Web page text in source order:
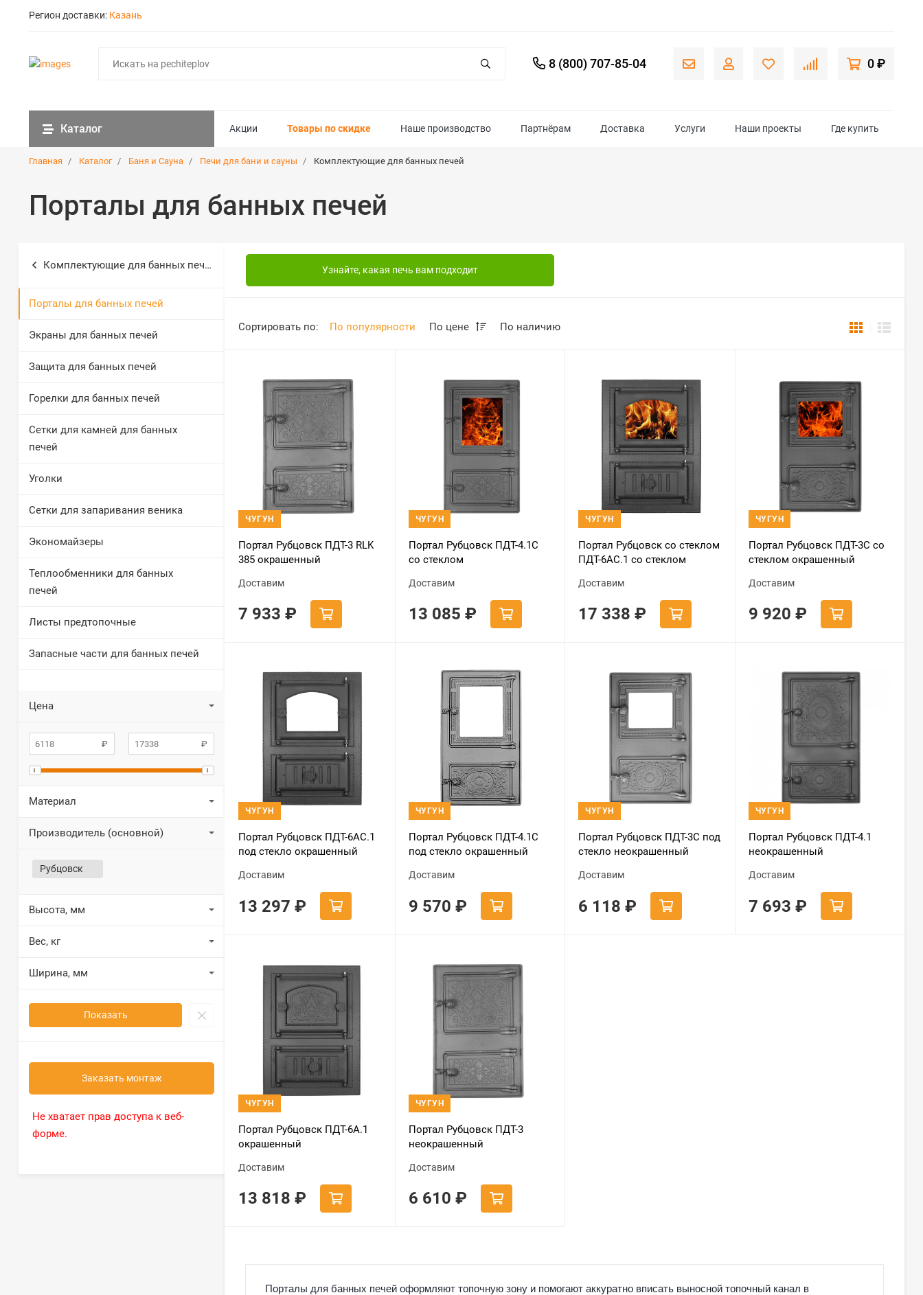
Регион доставки: Казань
8 (800) 707-85-04 0 ₽
Каталог Акции Товары по скидке Наше производство Партнёрам Доставка Услуги Наши проекты Где купить
Главная Каталог Баня и Сауна Печи для бани и сауны Комплектующие для банных печей
Порталы для банных печей
Комплектующие для банных печей
Порталы для банных печей
Экраны для банных печей
Защита для банных печей
Горелки для банных печей
Сетки для камней для банных
печей
Уголки
Сетки для запаривания веника
Экономайзеры
Теплообменники для банных
печей
Листы предтопочные
Запасные части для банных печей
Цена
Материал
Производитель (основной)
Рубцовск
Высота, мм
Вес, кг
Ширина, мм
Показать
Заказать монтаж
Не хватает прав доступа к веб-
форме.
Узнайте, какая печь вам подходит
Сортировать по: По популярности По цене По наличию
ЧУГУН
Портал Рубцовск ПДТ-3 RLK
385 окрашенный
Доставим
7 933 ₽
ЧУГУН
Портал Рубцовск ПДТ-4.1С
со стеклом
Доставим
13 085 ₽
ЧУГУН
Портал Рубцовск со стеклом
ПДТ-6АС.1 со стеклом
Доставим
17 338 ₽
ЧУГУН
Портал Рубцовск ПДТ-3С со
стеклом окрашенный
Доставим
9 920 ₽
ЧУГУН
Портал Рубцовск ПДТ-6АС.1
под стекло окрашенный
Доставим
13 297 ₽
ЧУГУН
Портал Рубцовск ПДТ-4.1С
под стекло окрашенный
Доставим
9 570 ₽
ЧУГУН
Портал Рубцовск ПДТ-3С под
стекло неокрашенный
Доставим
6 118 ₽
ЧУГУН
Портал Рубцовск ПДТ-4.1
неокрашенный
Доставим
7 693 ₽
ЧУГУН
Портал Рубцовск ПДТ-6А.1
окрашенный
Доставим
13 818 ₽
ЧУГУН
Портал Рубцовск ПДТ-3
неокрашенный
Доставим
6 610 ₽
Порталы для банных печей оформляют топочную зону и помогают аккуратно вписать выносной топочный канал в